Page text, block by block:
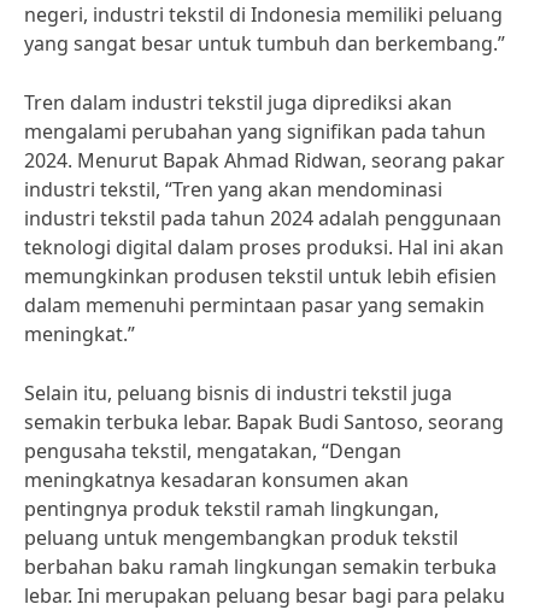
negeri, industri tekstil di Indonesia memiliki peluang
yang sangat besar untuk tumbuh dan berkembang.”
Tren dalam industri tekstil juga diprediksi akan
mengalami perubahan yang signifikan pada tahun
2024. Menurut Bapak Ahmad Ridwan, seorang pakar
industri tekstil, “Tren yang akan mendominasi
industri tekstil pada tahun 2024 adalah penggunaan
teknologi digital dalam proses produksi. Hal ini akan
memungkinkan produsen tekstil untuk lebih efisien
dalam memenuhi permintaan pasar yang semakin
meningkat.”
Selain itu, peluang bisnis di industri tekstil juga
semakin terbuka lebar. Bapak Budi Santoso, seorang
pengusaha tekstil, mengatakan, “Dengan
meningkatnya kesadaran konsumen akan
pentingnya produk tekstil ramah lingkungan,
peluang untuk mengembangkan produk tekstil
berbahan baku ramah lingkungan semakin terbuka
lebar. Ini merupakan peluang besar bagi para pelaku